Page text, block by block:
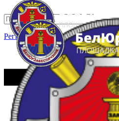
Регистрация Вход